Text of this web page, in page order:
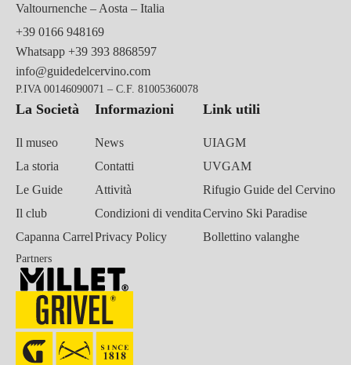
Valtournenche – Aosta – Italia
+39 0166 948169
Whatsapp +39 393 8868597
info@guidedelcervino.com
P.IVA 00146090071 – C.F. 81005360078
La Società
Il museo
La storia
Le Guide
Il club
Capanna Carrel
Informazioni
News
Contatti
Attività
Condizioni di vendita
Privacy Policy
Link utili
UIAGM
UVGAM
Rifugio Guide del Cervino
Cervino Ski Paradise
Bollettino valanghe
Partners